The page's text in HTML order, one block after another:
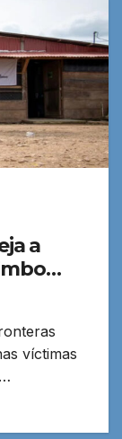
a
víctimas